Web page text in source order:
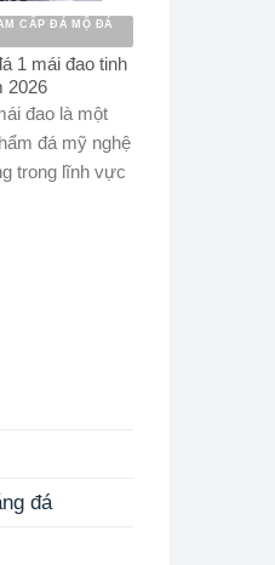
CẤP ĐÁ MỘ ĐÁ
1 mái đao tinh
2026
đao là một
đá mỹ nghệ
trong lĩnh vực
đá